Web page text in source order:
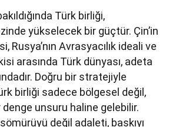
Türk birliği,
yükselecek bir güçtür. Çin’in
Rusya’nın Avrasyacılık ideali ve
arasında Türk dünyası, adeta
Doğru bir stratejiyle
birliği sadece bölgesel değil,
unsuru haline gelebilir.
değil adaleti, baskıyı